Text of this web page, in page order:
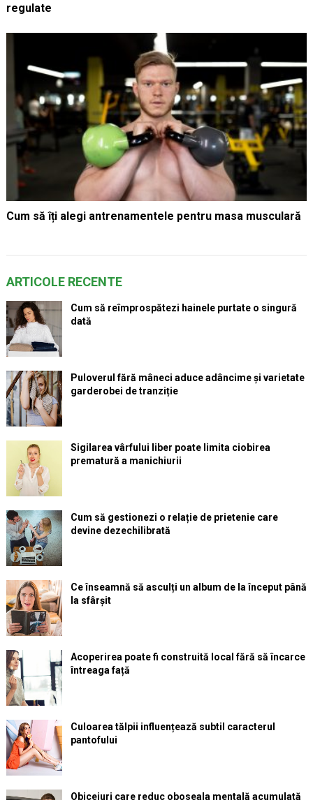
regulate
Cum să îți alegi antrenamentele pentru masa musculară
ARTICOLE RECENTE
Cum să reîmprospătezi hainele purtate o singură
dată
Puloverul fără mâneci aduce adâncime și varietate
garderobei de tranziție
Sigilarea vârfului liber poate limita ciobirea
prematură a manichiurii
Cum să gestionezi o relație de prietenie care
devine dezechilibrată
Ce înseamnă să asculți un album de la început până
la sfârșit
Acoperirea poate fi construită local fără să încarce
întreaga față
Culoarea tălpii influențează subtil caracterul
pantofului
Obiceiuri care reduc oboseala mentală acumulată